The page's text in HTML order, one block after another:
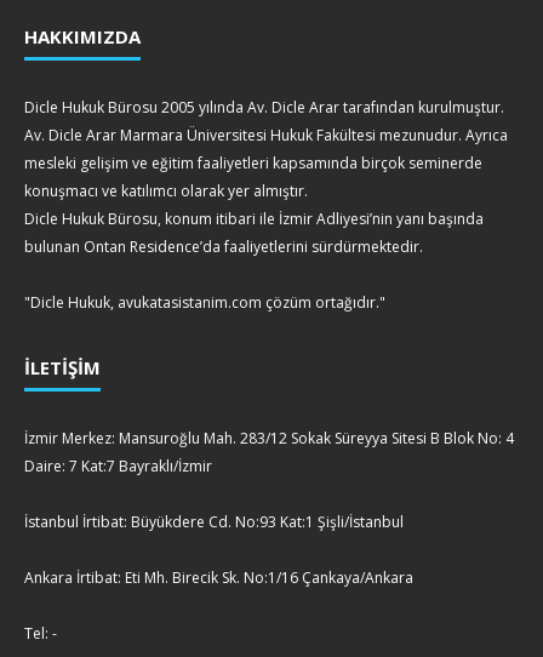
HAKKIMIZDA
Dicle Hukuk Bürosu 2005 yılında Av. Dicle Arar tarafından kurulmuştur.
Av. Dicle Arar Marmara Üniversitesi Hukuk Fakültesi mezunudur. Ayrıca
mesleki gelişim ve eğitim faaliyetleri kapsamında birçok seminerde
konuşmacı ve katılımcı olarak yer almıştır.
Dicle Hukuk Bürosu, konum itibari ile İzmir Adliyesi’nin yanı başında
bulunan Ontan Residence’da faaliyetlerini sürdürmektedir.
"Dicle Hukuk, avukatasistanim.com çözüm ortağıdır."
İLETİŞİM
İzmir Merkez: Mansuroğlu Mah. 283/12 Sokak Süreyya Sitesi B Blok No: 4
Daire: 7 Kat:7 Bayraklı/İzmir
İstanbul İrtibat: Büyükdere Cd. No:93 Kat:1 Şişli/İstanbul
Ankara İrtibat: Eti Mh. Birecik Sk. No:1/16 Çankaya/Ankara
Tel: -